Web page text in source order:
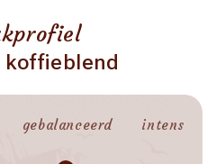
koffieblend
gebalanceerd intens